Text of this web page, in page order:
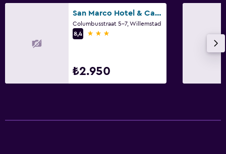
San Marco Hotel & Casino
Columbusstraat 5-7, Willemstad
8,4
3 yıldız
₺2.950